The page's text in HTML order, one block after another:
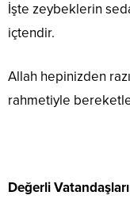
İşte zeybeklerin
içtendir.
Allah hepinizden
rahmetiyle
Değerli